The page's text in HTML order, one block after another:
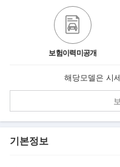
보험이력미공개
해당모델은 시
기본정보